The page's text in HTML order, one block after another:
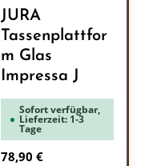
JURA
Tassenplattfor
m Glas
Impressa J
Sofort verfügbar,
Lieferzeit: 1-3
Tage
Regulärer Preis:
78,90 €